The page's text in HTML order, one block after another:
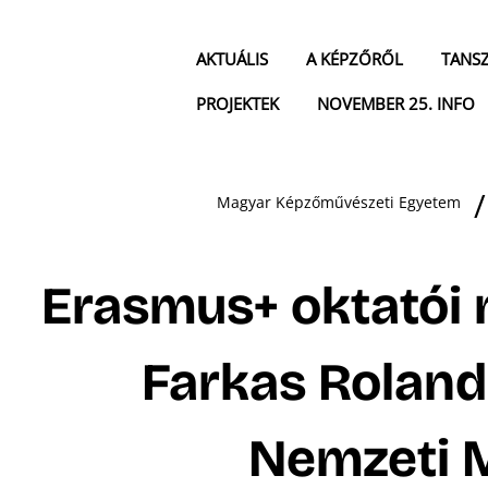
AKTUÁLIS A KÉPZŐRŐL
PROJEKTEK
NOVEMBER 25. INFO
Magyar Képzőművészeti Egyetem
Erasmus+ oktatói
Farkas
Nemzeti